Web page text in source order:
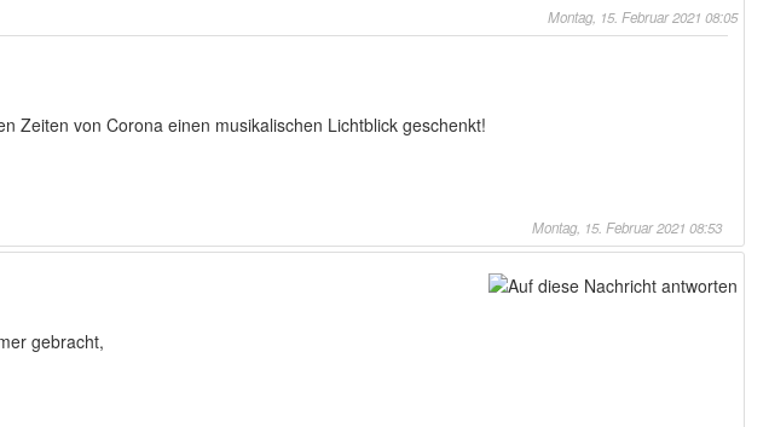
Montag, 15. Februar 2021 08:05
Zeiten von Corona einen musikalischen Lichtblick geschenkt!
Montag, 15. Februar 2021 08:53
gebracht,